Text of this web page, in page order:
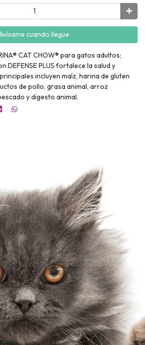
cuando llegue
CAT CHOW® para gatos adultos;
DEFENSE PLUS fortalece la salud y
incluyen maíz, harina de gluten
de pollo, grasa animal, arroz
y digesto animal.